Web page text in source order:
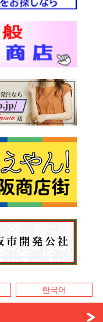
한국어